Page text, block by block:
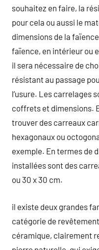
souhaitez en faire, la
pour cela ou aussi le
dimensions de la
faïence, en intérieur ou
il sera nécessaire de
résistant au passage
l’usure. Les carrelages
coffrets et dimensions.
trouver des carreaux
hexagonaux ou
exemple. En termes de
installées sont des
ou 30 x 30 cm.
il existe deux grandes
catégorie de
céramique, clairement